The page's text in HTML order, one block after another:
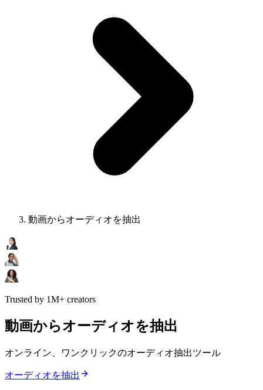
動画からオーディオを抽出
Trusted by 1M+ creators
動画からオーディオを抽出
オンライン、ワンクリックのオーディオ抽出ツール
オーディオを抽出